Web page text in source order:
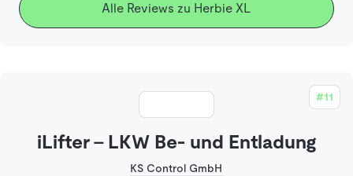
Alle Reviews zu Herbie XL
#11
iLifter - LKW Be- und Entladung
KS Control GmbH